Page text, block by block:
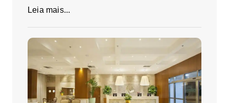
Leia mais...